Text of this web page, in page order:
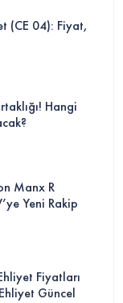
(CE 04): Fiyat,
Hangi
Manx R
Yeni Rakip
Fiyatları
Güncel